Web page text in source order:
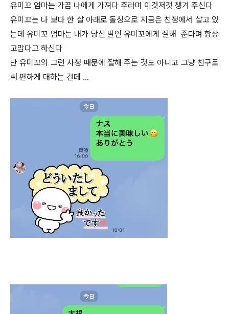
유미꼬 엄마는 가끔 나에게 가져다 주라며 이것저것 챙겨 주신다
유미꼬는 나 보다 한 살 아래로 돌싱으로 지금은 친정에서 살고 있
는데 유미꼬 엄마는 내가 당신 딸인 유미꼬에게 잘해 준다며 항상
고맙다고 하신다
난 유미꼬의 그런 사정 때문에 잘해 주는 것도 아니고 그냥 친구로
써 편하게 대하는 건데 …